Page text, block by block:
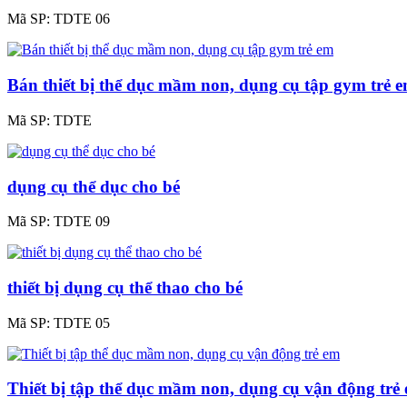
Mã SP: TDTE 06
Bán thiết bị thể dục mầm non, dụng cụ tập gym trẻ
Mã SP: TDTE
dụng cụ thể dục cho bé
Mã SP: TDTE 09
thiết bị dụng cụ thể thao cho bé
Mã SP: TDTE 05
Thiết bị tập thể dục mầm non, dụng cụ vận động trẻ